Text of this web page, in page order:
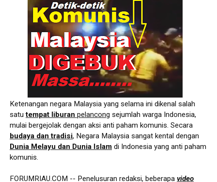
Ketenangan negara Malaysia yang selama ini dikenal salah
satutempat liburan pelancong sejumlah warga Indonesia,
mulai bergejolak dengan aksi anti paham komunis. Secara
budaya dan tradisi, Negara Malaysia sangat kental dengan
Dunia Melayu dan Dunia Islam di Indonesia yang anti paham
komunis.
FORUMRIAU.COM -- Penelusuran redaksi, beberapa video